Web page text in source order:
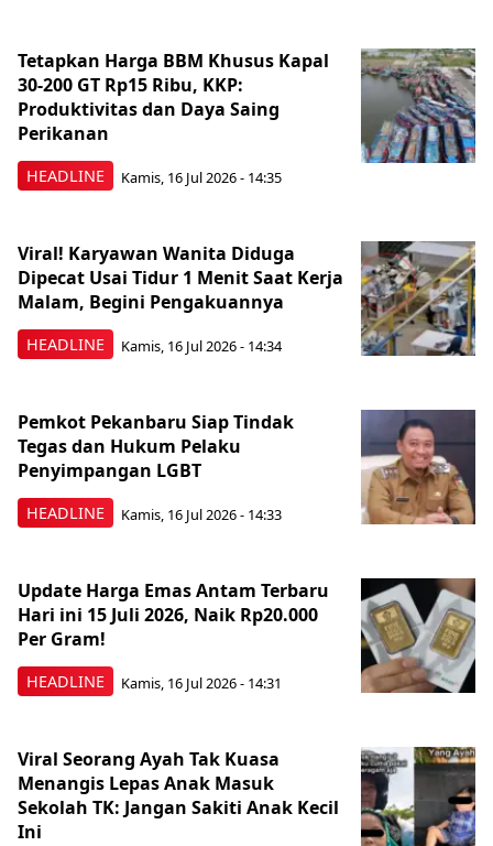
HEADLINE
Tetapkan Harga BBM Khusus Kapal
30-200 GT Rp15 Ribu, KKP:
Produktivitas dan Daya Saing
Perikanan
Kamis, 16 Jul 2026 - 14:35
HEADLINE
Viral! Karyawan Wanita Diduga
Dipecat Usai Tidur 1 Menit Saat Kerja
Malam, Begini Pengakuannya
Kamis, 16 Jul 2026 - 14:34
HEADLINE
Pemkot Pekanbaru Siap Tindak
Tegas dan Hukum Pelaku
Penyimpangan LGBT
Kamis, 16 Jul 2026 - 14:33
HEADLINE
Update Harga Emas Antam Terbaru
Hari ini 15 Juli 2026, Naik Rp20.000
Per Gram!
Kamis, 16 Jul 2026 - 14:31
Viral Seorang Ayah Tak Kuasa
Menangis Lepas Anak Masuk
Sekolah TK: Jangan Sakiti Anak Kecil
Ini